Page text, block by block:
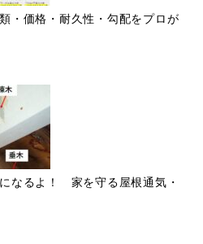
・価格・耐久性・勾配をプロが
なるよ！ 家を守る屋根通気・